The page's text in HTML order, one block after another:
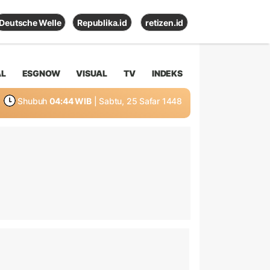
Deutsche Welle Republika.id retizen.id
ESGNOW VISUAL TV INDEKS
Shubuh 04:44 WIB | Sabtu, 25 Safar 1448